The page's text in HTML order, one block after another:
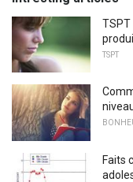
TSPT
Faits